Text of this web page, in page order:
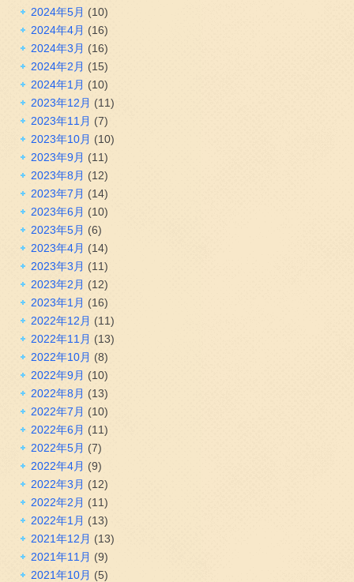
2024年5月 (10)
2024年4月 (16)
2024年3月 (16)
2024年2月 (15)
2024年1月 (10)
2023年12月 (11)
2023年11月 (7)
2023年10月 (10)
2023年9月 (11)
2023年8月 (12)
2023年7月 (14)
2023年6月 (10)
2023年5月 (6)
2023年4月 (14)
2023年3月 (11)
2023年2月 (12)
2023年1月 (16)
2022年12月 (11)
2022年11月 (13)
2022年10月 (8)
2022年9月 (10)
2022年8月 (13)
2022年7月 (10)
2022年6月 (11)
2022年5月 (7)
2022年4月 (9)
2022年3月 (12)
2022年2月 (11)
2022年1月 (13)
2021年12月 (13)
2021年11月 (9)
2021年10月 (5)